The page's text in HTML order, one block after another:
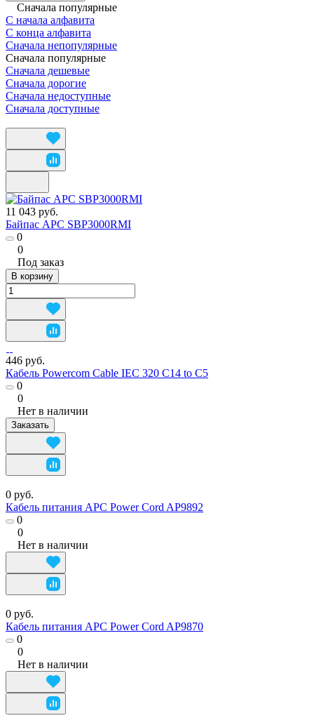
Сначала популярные
С начала алфавита
С конца алфавита
Сначала непопулярные
Сначала популярные
Сначала дешевые
Сначала дорогие
Сначала недоступные
Сначала доступные
11 043 руб.
Байпас APC SBP3000RMI
0
0
Под заказ
В корзину
446 руб.
Кабель Powercom Cable IEC 320 C14 to C5
0
0
Нет в наличии
Заказать
0 руб.
Кабель питания APC Power Cord AP9892
0
0
Нет в наличии
0 руб.
Кабель питания APC Power Cord AP9870
0
0
Нет в наличии